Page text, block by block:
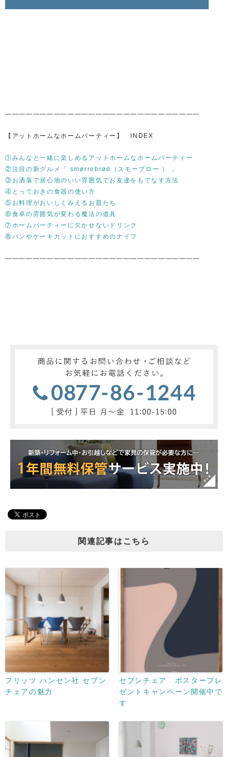
————————————————————————————
【アットホームなホームパーティー】 INDEX
①みんなと一緒に楽しめるアットホームなホームパーティー
②注目の新グルメ「 smørrebrød（スモーブロー ） 」
③お洒落で居心地のいい雰囲気でお友達をもてなす方法
④とっておきの食器の使い方
⑤お料理がおいしくみえるお皿たち
⑥食卓の雰囲気が変わる魔法の道具
⑦ホームパーティーに欠かせないドリンク
⑧パンやケーキカットにおすすめのナイフ
————————————————————————————
関連記事はこちら
フリッツ ハンセン社 セブン
チェアの魅力
セブンチェア ポスタープレ
ゼントキャンペーン開催中で
す